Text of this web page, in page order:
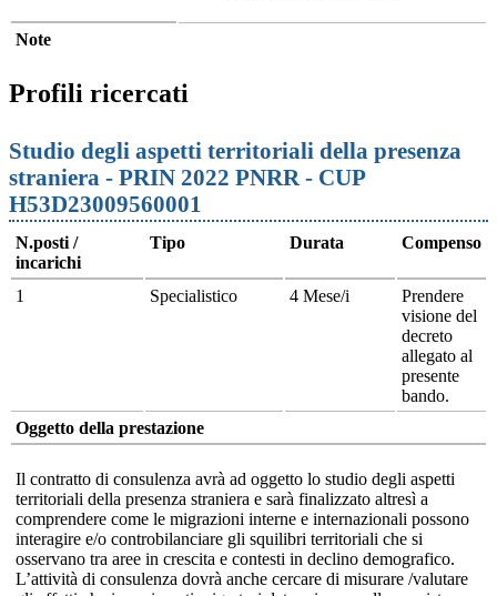
Note
Profili ricercati
Studio degli aspetti territoriali della presenza
straniera - PRIN 2022 PNRR - CUP
H53D23009560001
N.posti /
incarichi
Tipo Durata Compenso
1 Specialistico 4 Mese/i
Prendere
visione del
decreto
allegato al
presente
bando.
Oggetto della prestazione
Il contratto di consulenza avrà ad oggetto lo studio degli aspetti
territoriali della presenza straniera e sarà finalizzato altresì a
comprendere come le migrazioni interne e internazionali possono
interagire e/o controbilanciare gli squilibri territoriali che si
osservano tra aree in crescita e contesti in declino demografico.
L’attività di consulenza dovrà anche cercare di misurare /valutare